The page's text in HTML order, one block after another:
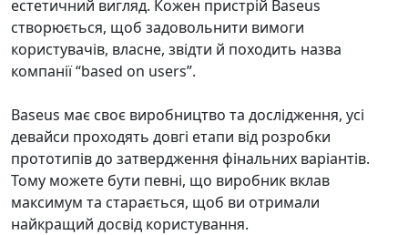
естетичний вигляд. Кожен пристрій Baseus
створюється, щоб задовольнити вимоги
користувачів, власне, звідти й походить назва
компанії “based on users”.
Baseus має своє виробництво та дослідження, усі
девайси проходять довгі етапи від розробки
прототипів до затвердження фінальних варіантів.
Тому можете бути певні, що виробник вклав
максимум та старається, щоб ви отримали
найкращий досвід користування.